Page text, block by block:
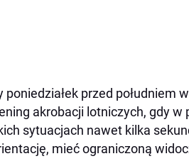
przed południem
akrobacji lotniczych, gdy w
sytuacjach nawet kilka
mieć ograniczoną